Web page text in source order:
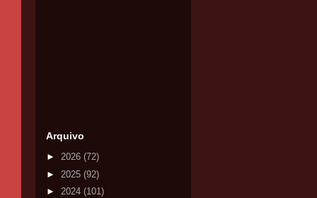
Arquivo
► 2026 (72)
► 2025 (92)
► 2024 (101)